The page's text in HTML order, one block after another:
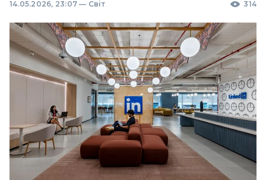
14.05.2026, 23:07 — Світ 314